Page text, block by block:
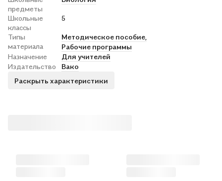
предметы
Школьные
классы
5
Типы
материала
Методическое пособие,
Рабочие программы
Назначение
Для учителей
Издательство
Вако
Раскрыть характеристики